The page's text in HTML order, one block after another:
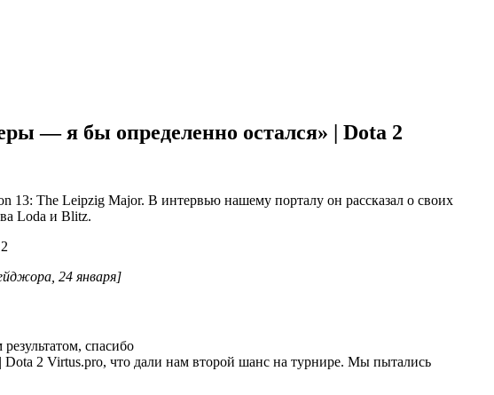
— я бы определенно остался» | Dota 2
13: The Leipzig Major. В интервью нашему порталу он рассказал о своих
Loda и Blitz.
24 января]
спасибо
Virtus.pro, что дали нам второй шанс на турнире. Мы пытались